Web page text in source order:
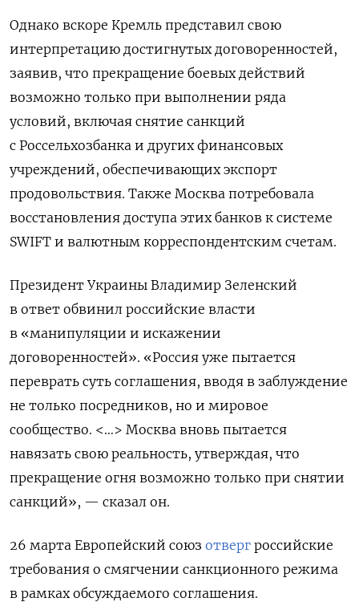
Однако вскоре Кремль представил свою
интерпретацию достигнутых договоренностей,
заявив, что прекращение боевых действий
возможно только при выполнении ряда
условий, включая снятие санкций
с Россельхозбанка и других финансовых
учреждений, обеспечивающих экспорт
продовольствия. Также Москва потребовала
восстановления доступа этих банков к системе
SWIFT и валютным корреспондентским счетам.
Президент Украины Владимир Зеленский
в ответ обвинил российские власти
в «манипуляции и искажении
договоренностей». «Россия уже пытается
переврать суть соглашения, вводя в заблуждение
не только посредников, но и мировое
сообщество. <…> Москва вновь пытается
навязать свою реальность, утверждая, что
прекращение огня возможно только при снятии
санкций», — сказал он.
26 марта Европейский союз отверг российские
требования о смягчении санкционного режима
в рамках обсуждаемого соглашения.